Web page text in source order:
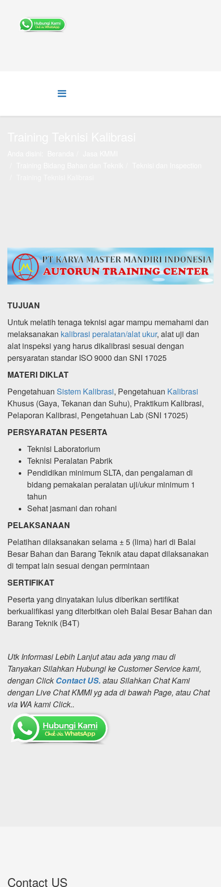
TUJUAN
Untuk melatih tenaga teknisi agar mampu memahami dan
melaksanakan kalibrasi peralatan/alat ukur, alat uji dan
alat inspeksi yang harus dikalibrasi sesuai dengan
persyaratan standar ISO 9000 dan SNI 17025
MATERI DIKLAT
Pengetahuan Sistem Kalibrasi, Pengetahuan Kalibrasi
Khusus (Gaya, Tekanan dan Suhu), Praktikum Kalibrasi,
Pelaporan Kalibrasi, Pengetahuan Lab (SNI 17025)
PERSYARATAN PESERTA
Teknisi Laboratorium
Teknisi Peralatan Pabrik
Pendidikan minimum SLTA, dan pengalaman di
bidang pemakaian peralatan uji/ukur minimum 1
tahun
Sehat jasmani dan rohani
PELAKSANAAN
Pelatihan dilaksanakan selama ± 5 (lima) hari di Balai
Besar Bahan dan Barang Teknik atau dapat dilaksanakan
di tempat lain sesuai dengan permintaan
SERTIFIKAT
Peserta yang dinyatakan lulus diberikan sertifikat
berkualifikasi yang diterbitkan oleh Balai Besar Bahan dan
Barang Teknik (B4T)
Utk Informasi Lebih Lanjut atau ada yang mau di
Tanyakan Silahkan Hubungi ke Customer Service kami,
dengan ClickContact US. atau Silahkan Chat Kami
dengan Live Chat KMMI yg ada di bawah Page, atau Chat
via WA kami Click..
Contact US